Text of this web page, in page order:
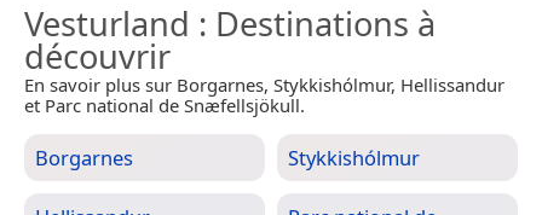
Vesturland : Destinations à
découvrir
En savoir plus sur Borgarnes, Stykkishólmur, Hellissandur
et Parc national de Snæfellsjökull.
Borgarnes Stykkishólmur